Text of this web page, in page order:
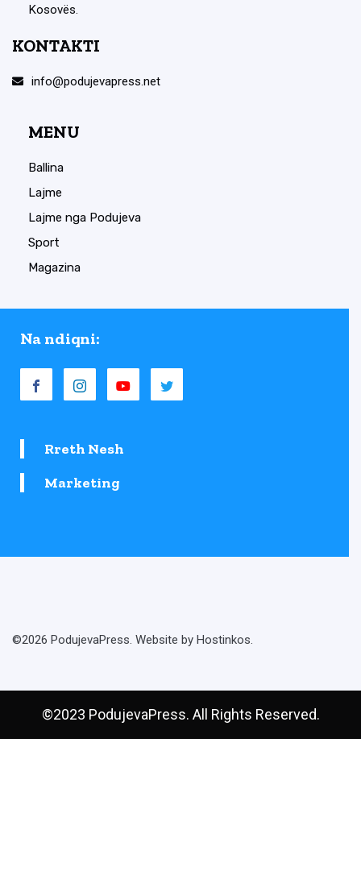
Kosovës.
KONTAKTI
info@podujevapress.net
MENU
Ballina
Lajme
Lajme nga Podujeva
Sport
Magazina
Na ndiqni:
Rreth Nesh
Marketing
©2026 PodujevaPress. Website by Hostinkos.
©2023 PodujevaPress. All Rights Reserved.